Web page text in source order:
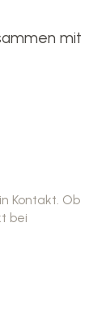
mit
Kontakt. Ob
bei